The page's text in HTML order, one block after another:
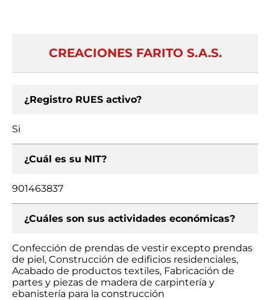
CREACIONES FARITO S.A.S.
¿Registro RUES activo?
Si
¿Cuál es su NIT?
901463837
¿Cuáles son sus actividades económicas?
Confección de prendas de vestir excepto prendas
de piel, Construcción de edificios residenciales,
Acabado de productos textiles, Fabricación de
partes y piezas de madera de carpintería y
ebanistería para la construcción